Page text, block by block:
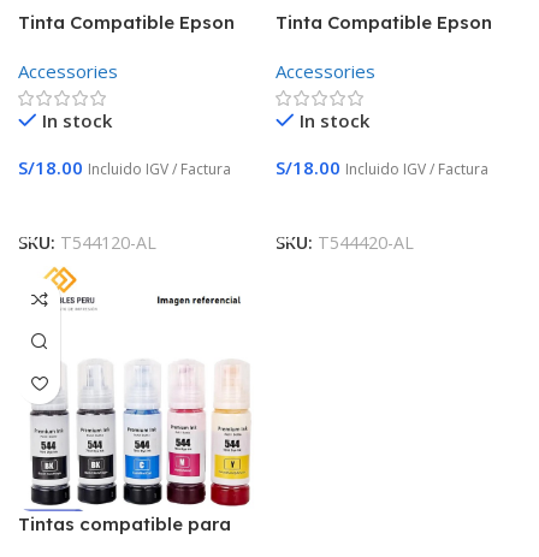
Tinta Compatible Epson
L3210 L5190 L3150
T544120-AL 70ML
Accessories
In stock
S/18.00 Incluido IGV / Factura
SKU: T544120-AL
Tinta Compatible Epson
L5190 L3150 T544420-AL
Accessories
In stock
S/18.00 Incluido IGV / Factura
SKU: T544420-AL
Tintas compatible para